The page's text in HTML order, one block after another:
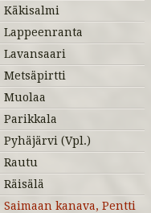
Käkisalmi
Lappeenranta
Lavansaari
Metsäpirtti
Muolaa
Parikkala
Pyhäjärvi (Vpl.)
Rautu
Räisälä
Saimaan kanava, Pentti